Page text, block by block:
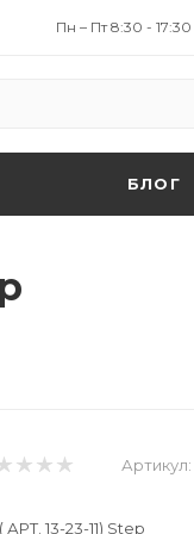
Пн – Пт 8:30 - 17:30
БЛОГ
Артикул:
13-23-11) Step